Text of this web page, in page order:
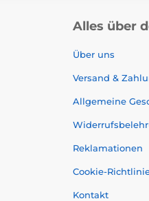
Alles über
Über uns
Versand &
Allgemeine
Reklamationen
Cookie-
Kontakt